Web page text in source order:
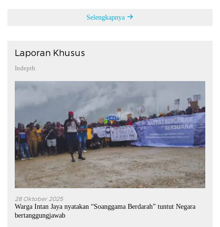
Selengkapnya
Laporan Khusus
Indepth
28 Oktober 2025
Warga Intan Jaya nyatakan “Soanggama Berdarah” tuntut Negara
bertanggungjawab